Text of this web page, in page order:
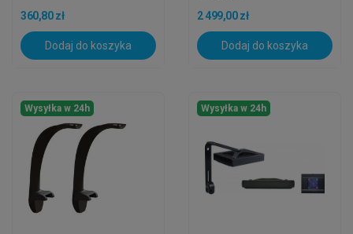
360,80 zł
Dodaj do koszyka
2 499,00 zł
Dodaj do koszyka
Wysyłka w 24h Wysyłka w 24h